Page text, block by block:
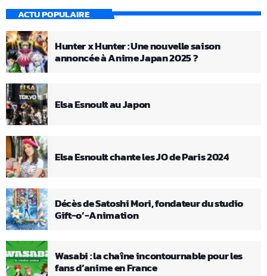
ACTU POPULAIRE
Hunter x Hunter : Une nouvelle saison
annoncée à Anime Japan 2025 ?
Elsa Esnoult au Japon
Elsa Esnoult chante les JO de Paris 2024
Décès de Satoshi Mori, fondateur du studio
Gift-o’-Animation
Wasabi : la chaîne incontournable pour les
fans d’anime en France